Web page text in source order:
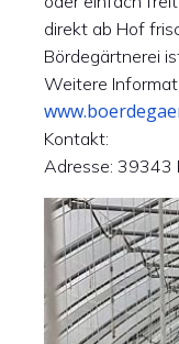
direkt ab Hof
Bördegärtnerei
Weitere
Kontakt:
Adresse: 39343
Video-
Player